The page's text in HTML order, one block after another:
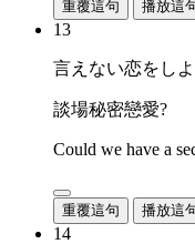
重覆這句 播放這
13
言えない恋をし
談場秘密戀愛?
Could we have a
重覆這句 播放這
14